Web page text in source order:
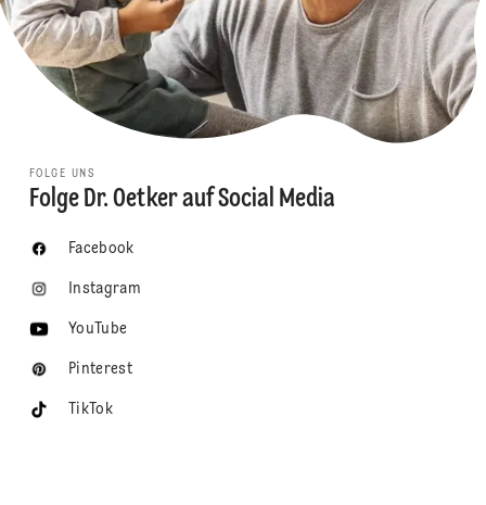
FOLGE UNS
Folge Dr. Oetker auf Social Media
Facebook
Instagram
YouTube
Pinterest
TikTok